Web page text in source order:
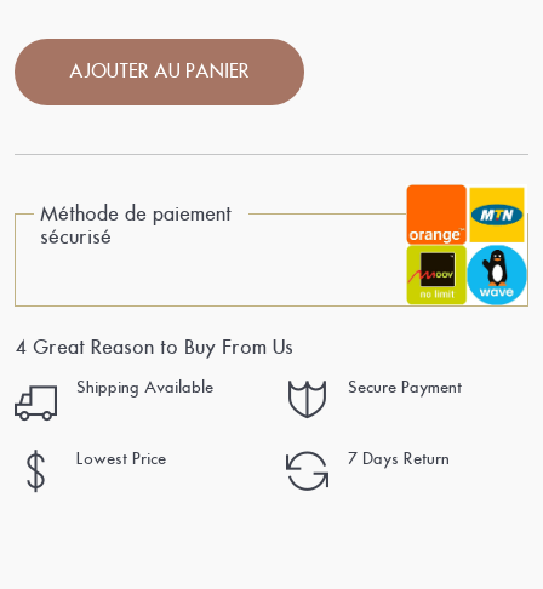
AJOUTER AU PANIER
Méthode de paiement
sécurisé
4 Great Reason to Buy From Us
Shipping Available Secure Payment
Lowest Price 7 Days Return